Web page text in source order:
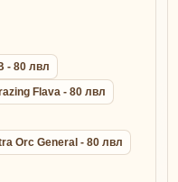
- 80 лвл
Flava - 80 лвл
Orc General - 80 лвл